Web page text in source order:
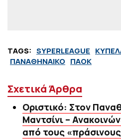
TAGS: SYPERLEAGUE
ΠΑΝΑΘΗΝΑΙΚΟ ΠΑΟΚ
Σχετικά Άρθρα
Οριστικό: Στον
Μαντσίνι –
από τους